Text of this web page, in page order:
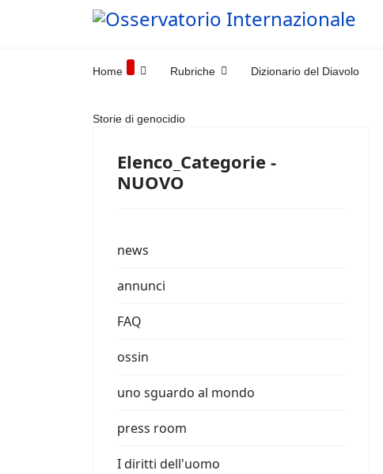
Home Rubriche Dizionario del Diavolo
Storie di genocidio
Elenco_Categorie -
NUOVO
news
annunci
FAQ
ossin
uno sguardo al mondo
press room
I diritti dell'uomo